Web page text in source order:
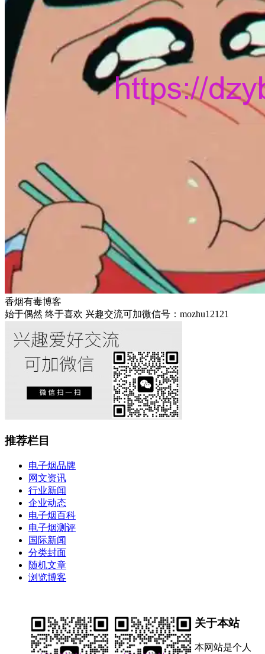
香烟有毒博客
始于偶然 终于喜欢 兴趣交流可加微信号：mozhu12121
推荐栏目
电子烟品牌
网文资讯
行业新闻
企业动态
电子烟百科
电子烟测评
国际新闻
分类封面
随机文章
浏览博客
关于本站
本网站是个人